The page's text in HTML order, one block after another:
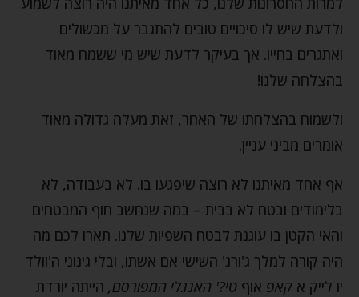
ולדעת שיש לו סיכויים טובים להתגבר על מכשולים
ואתגרים בחייו. אך בעיקר לדעת שיש מי ששמח מאוד
בהצלחה שלנו!
ולשמוח בהצלחתו של האחר, זאת מעלה גדולה מאוד
אומרים מביני עניין.
אף אחד מאיתנו לא רוצה שיפגעו בו. לא בעבודה, לא
בלימודים ובטח לא בבית – במה שנחשב חוף המבטחים
והאי הקטן בו עוגנת לבטח השפיות שלנו. תארו לכם מה
היה קורה למלך ג'ורג' השישי אם אשתו, ובלי גינוני ה'וולד
יו לייק א קאפ אוף טי?' האנגלי המפורסם, הייתה יורדת